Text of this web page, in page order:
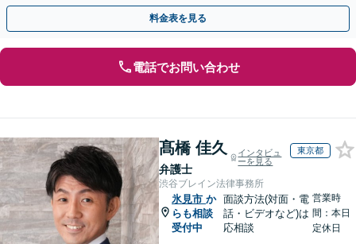
知識を活かし、事業者さまの抱える問題を解決へ導きます
料金表を見る
電話でお問い合わせ
髙橋 佳久
弁護士
インタビュ
ーを見る
東京都
渋谷ブレイン法律事務所
氷見市 か
らも相談
受付中
面談方法(対面・電
話・ビデオなど)は
応相談
営業時
間：本日
定休日